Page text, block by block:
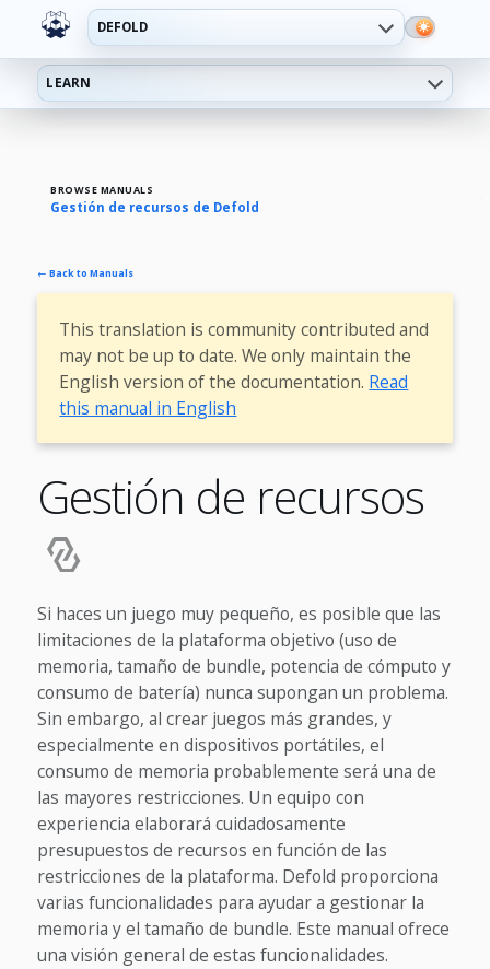
DEFOLD
LEARN
BROWSE MANUALS
Gestión de recursos de Defold
← Back to Manuals
This translation is community contributed and
may not be up to date. We only maintain the
English version of the documentation. Read
this manual in English
Gestión de recursos
Si haces un juego muy pequeño, es posible que las
limitaciones de la plataforma objetivo (uso de
memoria, tamaño de bundle, potencia de cómputo y
consumo de batería) nunca supongan un problema.
Sin embargo, al crear juegos más grandes, y
especialmente en dispositivos portátiles, el
consumo de memoria probablemente será una de
las mayores restricciones. Un equipo con
experiencia elaborará cuidadosamente
presupuestos de recursos en función de las
restricciones de la plataforma. Defold proporciona
varias funcionalidades para ayudar a gestionar la
memoria y el tamaño de bundle. Este manual ofrece
una visión general de estas funcionalidades.